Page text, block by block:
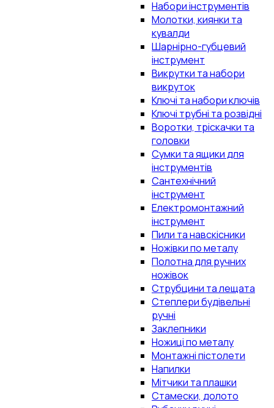
Набори інструментів
Молотки, киянки та
кувалди
Шарнірно-губцевий
інструмент
Викрутки та набори
викруток
Ключі та набори ключів
Ключі трубні та розвідні
Воротки, тріскачки та
головки
Сумки та ящики для
інструментів
Сантехнічний
інструмент
Електромонтажний
інструмент
Пили та навскісники
Ножівки по металу
Полотна для ручних
ножівок
Струбцини та лещата
Степлери будівельні
ручні
Заклепники
Ножиці по металу
Монтажні пістолети
Напилки
Мітчики та плашки
Стамески, долото